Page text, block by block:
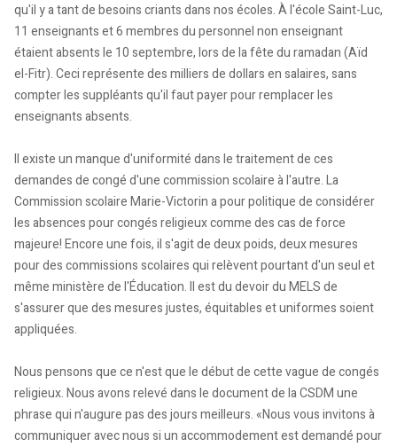
qu'il y a tant de besoins criants dans nos écoles. À l'école Saint-Luc,
11 enseignants et 6 membres du personnel non enseignant
étaient absents le 10 septembre, lors de la fête du ramadan (Aïd
el-Fitr). Ceci représente des milliers de dollars en salaires, sans
compter les suppléants qu'il faut payer pour remplacer les
enseignants absents.
Il existe un manque d'uniformité dans le traitement de ces
demandes de congé d'une commission scolaire à l'autre. La
Commission scolaire Marie-Victorin a pour politique de considérer
les absences pour congés religieux comme des cas de force
majeure! Encore une fois, il s'agit de deux poids, deux mesures
pour des commissions scolaires qui relèvent pourtant d'un seul et
même ministère de l'Éducation. Il est du devoir du MELS de
s'assurer que des mesures justes, équitables et uniformes soient
appliquées.
Nous pensons que ce n'est que le début de cette vague de congés
religieux. Nous avons relevé dans le document de la CSDM une
phrase qui n'augure pas des jours meilleurs. «Nous vous invitons à
communiquer avec nous si un accommodement est demandé pour